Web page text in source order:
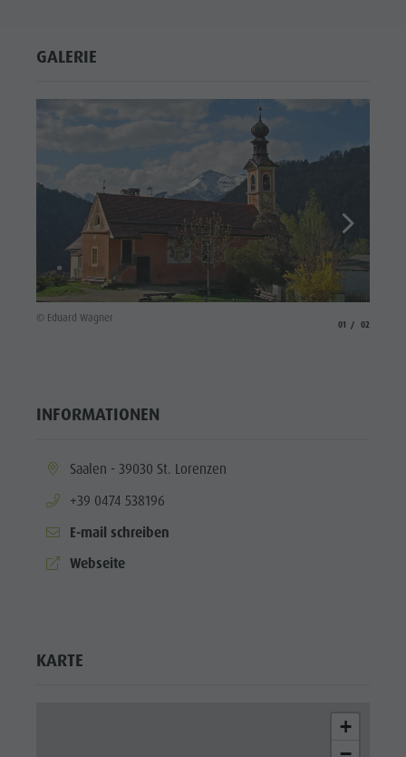
GALERIE
© Eduard Wagner
01 02
INFORMATIONEN
aria.location:
Saalen - 39030 St. Lorenzen
aria.phone:
+39 0474 538196
E-mail schreiben
aria.website:
Webseite
KARTE
+